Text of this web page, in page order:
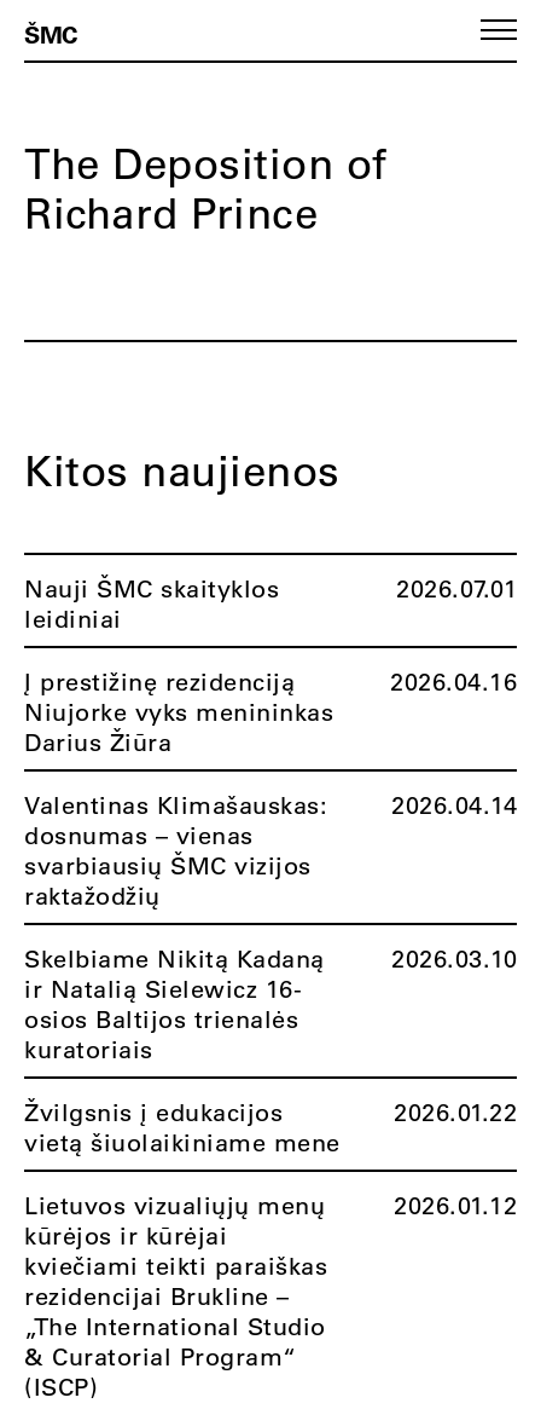
ŠMC
The Deposition of
Richard Prince
Kitos naujienos
Nauji ŠMC skaityklos
leidiniai
2026.07.01
Į prestižinę rezidenciją
Niujorke vyks menininkas
Darius Žiūra
2026.04.16
Valentinas Klimašauskas:
dosnumas – vienas
svarbiausių ŠMC vizijos
raktažodžių
2026.04.14
Skelbiame Nikitą Kadaną
ir Natalią Sielewicz 16-
osios Baltijos trienalės
kuratoriais
2026.03.10
Žvilgsnis į edukacijos
vietą šiuolaikiniame mene
2026.01.22
Lietuvos vizualiųjų menų
kūrėjos ir kūrėjai
kviečiami teikti paraiškas
rezidencijai Brukline –
„The International Studio
& Curatorial Program“
(ISCP)
2026.01.12